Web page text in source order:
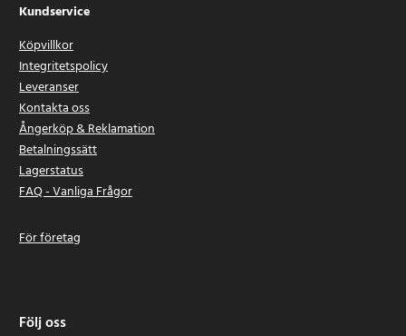
Kundservice
Köpvillkor
Integritetspolicy
Leveranser
Kontakta oss
Ångerköp & Reklamation
Betalningssätt
Lagerstatus
FAQ - Vanliga Frågor
För företag
Följ oss